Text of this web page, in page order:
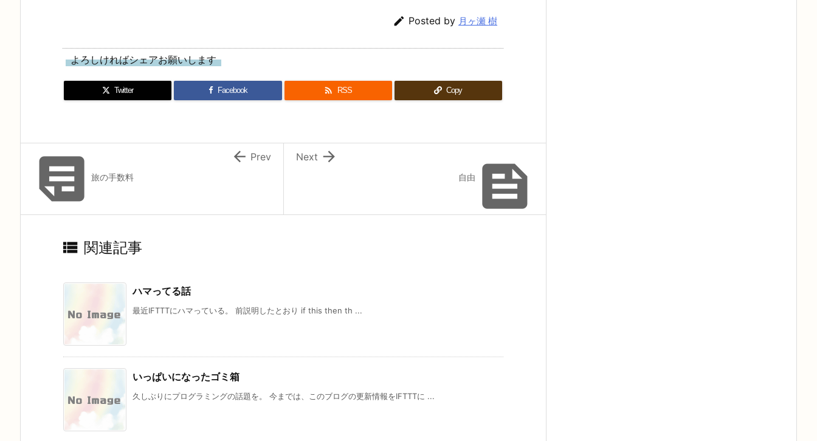
 Posted by 月ヶ瀬 樹
よろしければシェアお願いします
Twitter Facebook  RSS Copy

自由

Next
旅の手数料
 Prev
 関連記事
ハマってる話
最近IFTTTにハマっている。 前説明したとおり if this then th ...
いっぱいになったゴミ箱
久しぶりにプログラミングの話題を。 今までは、このブログの更新情報をIFTTTに ...